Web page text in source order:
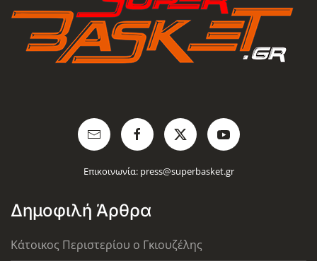
Επικοινωνία: press@superbasket.gr
Δημοφιλή Άρθρα
Κάτοικος Περιστερίου ο Γκιουζέλης